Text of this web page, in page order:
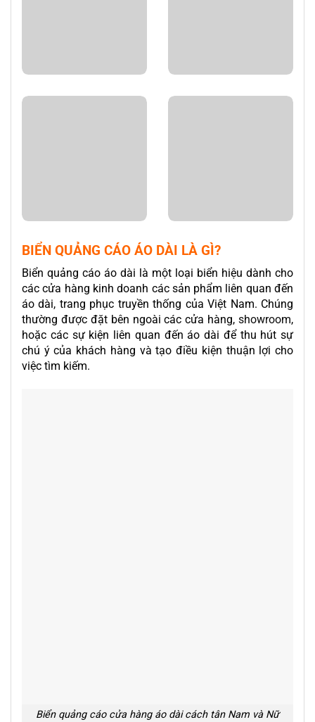
BIỂN QUẢNG CÁO ÁO DÀI LÀ GÌ?
Biển quảng cáo áo dài là một loại biển hiệu dành cho
các cửa hàng kinh doanh các sản phẩm liên quan đến
áo dài, trang phục truyền thống của Việt Nam. Chúng
thường được đặt bên ngoài các cửa hàng, showroom,
hoặc các sự kiện liên quan đến áo dài để thu hút sự
chú ý của khách hàng và tạo điều kiện thuận lợi cho
việc tìm kiếm.
Biển quảng cáo cửa hàng áo dài cách tân Nam và Nữ